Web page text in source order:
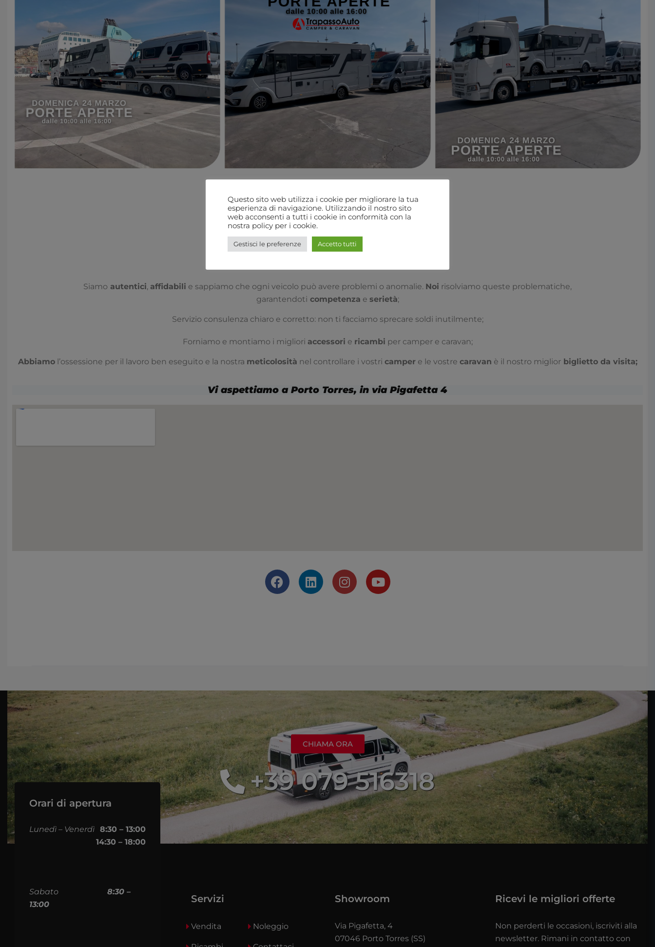
Perche scegliere TrapassoAuto?
Servizio di venditaepost vendita
Siamo autentici, affidabili e sappiamo che ogni veicolo può avere problemi o anomalie. Noi risolviamo queste problematiche,
garantendoti competenza e serietà;
Servizio consulenza chiaro e corretto: non ti facciamo sprecare soldi inutilmente;
Forniamo e montiamo i migliori accessori e ricambi per camper e caravan;
Abbiamol’ossessione per il lavoro ben eseguito e la nostra meticolosità nel controllare i vostri campere le vostre caravan è il nostro migliorbiglietto da visita;
Vi aspettiamo a Porto Torres, in via Pigafetta 4
CHIAMA ORA
+39 079 516318
Orari di apertura
Lunedì – Venerdì 8:30 – 13:00
14:30 – 18:00
Sabato 8:30 –
13:00
Servizi
Vendita Noleggio
Showroom
Via Pigafetta, 4
07046 Porto Torres (SS)
Ricevi le migliori offerte
Non perderti le occasioni, iscriviti alla
newsletter. Rimani in contatto con
Questo sito web utilizza i cookie per migliorare la tua
esperienza di navigazione. Utilizzando il nostro sito
web acconsenti a tutti i cookie in conformità con la
nostra policy per i cookie.
Gestisci le preferenze Accetto tutti